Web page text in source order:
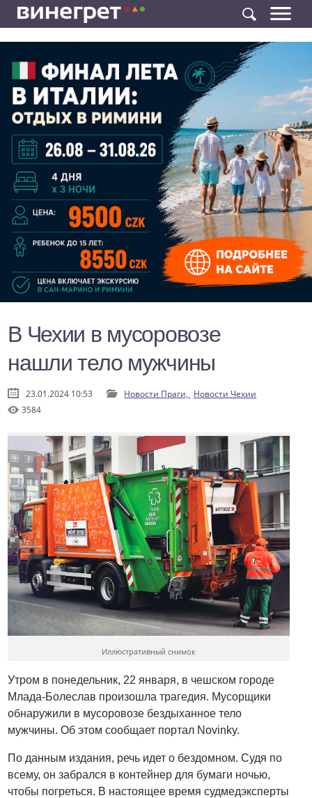
В Чехии в мусоровозе
нашли тело мужчины
23.01.2024 10:53 Новости Праги, Новости Чехии
3584
Иллюстративный снимок
Утром в понедельник, 22 января, в чешском городе
Млада-Болеслав произошла трагедия. Мусорщики
обнаружили в мусоровозе бездыханное тело
мужчины. Об этом сообщает портал Novinky.
По данным издания, речь идет о бездомном. Судя по
всему, он забрался в контейнер для бумаги ночью,
чтобы погреться. В настоящее время судмедэксперты